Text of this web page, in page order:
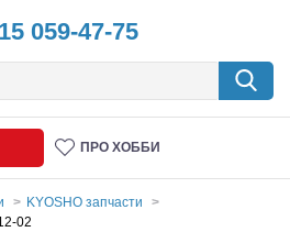
059-47-75
ПРО ХОББИ
KYOSHO запчасти
02